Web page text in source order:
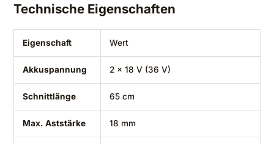
Technische Eigenschaften
Eigenschaft Wert
Akkuspannung 2 x 18 V (36 V)
Schnittlänge 65 cm
Max. Aststärke 18 mm